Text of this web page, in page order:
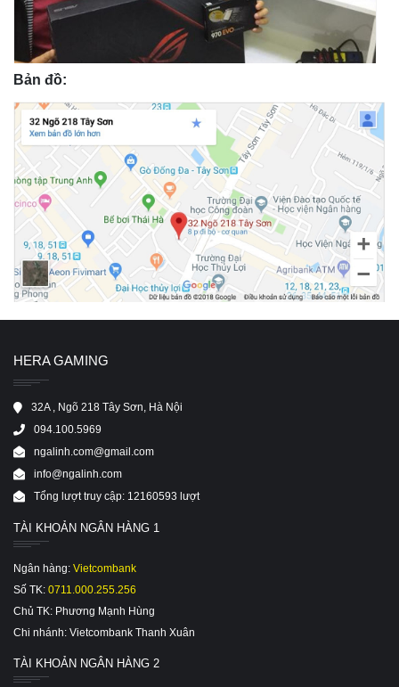
Bản đồ:
HERA GAMING
32A , Ngõ 218 Tây Sơn, Hà Nội
094.100.5969
ngalinh.com@gmail.com
info@ngalinh.com
Tổng lượt truy cập: 12160593 lượt
TÀI KHOẢN NGÂN HÀNG 1
Ngân hàng: Vietcombank
Số TK: 0711.000.255.256
Chủ TK: Phương Mạnh Hùng
Chi nhánh: Vietcombank Thanh Xuân
TÀI KHOẢN NGÂN HÀNG 2